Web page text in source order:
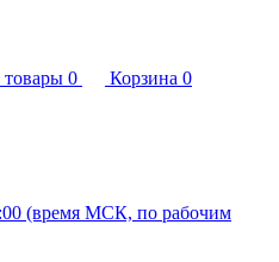
0 Корзина 0
(время МСК, по рабочим